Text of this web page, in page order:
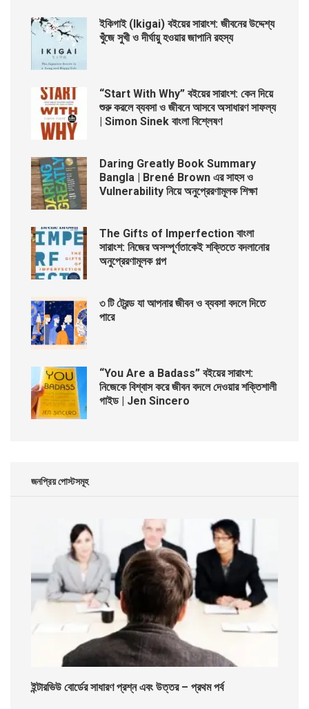
ইকিগাই (Ikigai) বইয়ের সারাংশ: জীবনের উদ্দেশ্য
খুঁজে সুখী ও দীর্ঘায়ু হওয়ার জাপানি রহস্য
“Start With Why” বইয়ের সারাংশ: কেন দিয়ে
শুরু করলে ব্যবসা ও জীবনে আসবে অসাধারণ সাফল্য
| Simon Sinek বাংলা বিশ্লেষণ
Daring Greatly Book Summary
Bangla | Brené Brown এর সাহস ও
Vulnerability নিয়ে অনুপ্রেরণামূলক শিক্ষা
The Gifts of Imperfection বাংলা
সারাংশ: নিজের অসম্পূর্ণতাকেই শক্তিতে বদলানোর
অনুপ্রেরণামূলক গল্প
৩ টি ট্রেন্ড যা আপনার জীবন ও ব্যবসা বদলে দিতে
পারে
“You Are a Badass” বইয়ের সারাংশ:
নিজেকে বিশ্বাস করে জীবন বদলে দেওয়ার শক্তিশালী
গাইড | Jen Sincero
জনপ্রিয় পোস্টসমূহ
ইন্টারভিউ বোর্ডের সাধারণ প্রশ্ন এবং উত্তর – প্রথম পর্ব